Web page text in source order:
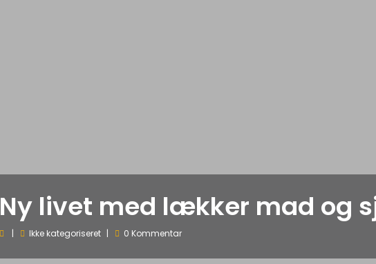
Ny livet med lækker mad og
Ikke kategoriseret 0 Kommentar